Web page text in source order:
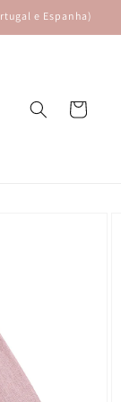
e Espanha)
Carrinho